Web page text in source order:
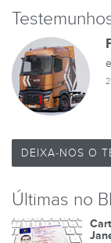
DEIXA-NOS O
Últimas no